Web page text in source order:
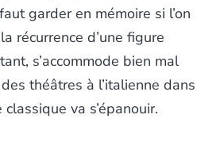
garder en mémoire si l’on
récurrence d’une figure
s’accommode bien mal
théâtres à l’italienne dans
va s’épanouir.